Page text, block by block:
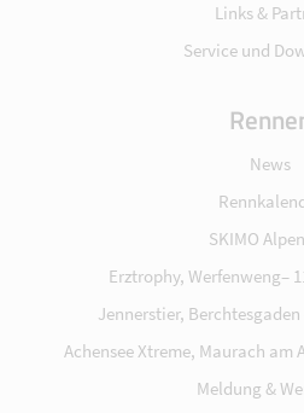
Links &
Service und
News
SKIMO
Erztrophy, Werfenweng–
Jennerstier, Berchtesgaden
Achensee Xtreme, Maurach am
Meldung &